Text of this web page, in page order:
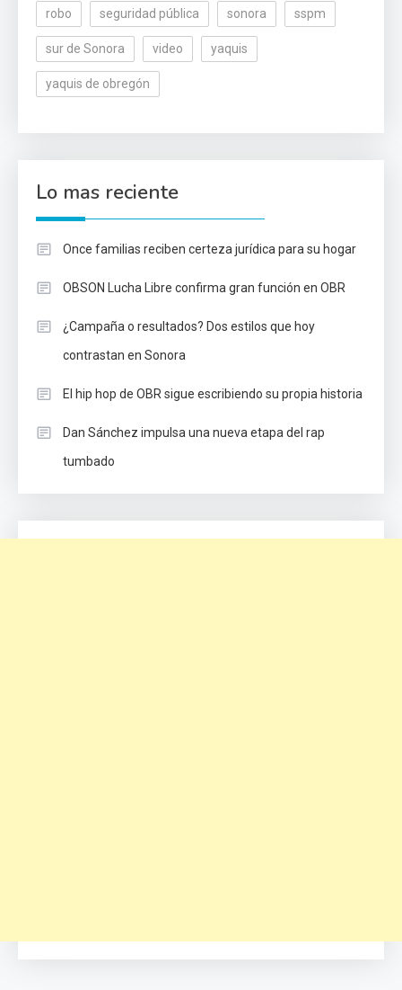
robo seguridad pública sonora sspm
sur de Sonora video yaquis
yaquis de obregón
Lo mas reciente
Once familias reciben certeza jurídica para su hogar
OBSON Lucha Libre confirma gran función en OBR
¿Campaña o resultados? Dos estilos que hoy
contrastan en Sonora
El hip hop de OBR sigue escribiendo su propia historia
Dan Sánchez impulsa una nueva etapa del rap
tumbado